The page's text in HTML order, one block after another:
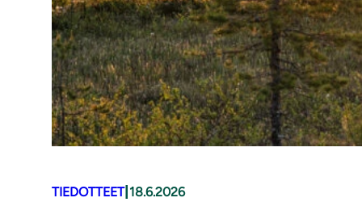
TIEDOTTEET| 18.6.2026